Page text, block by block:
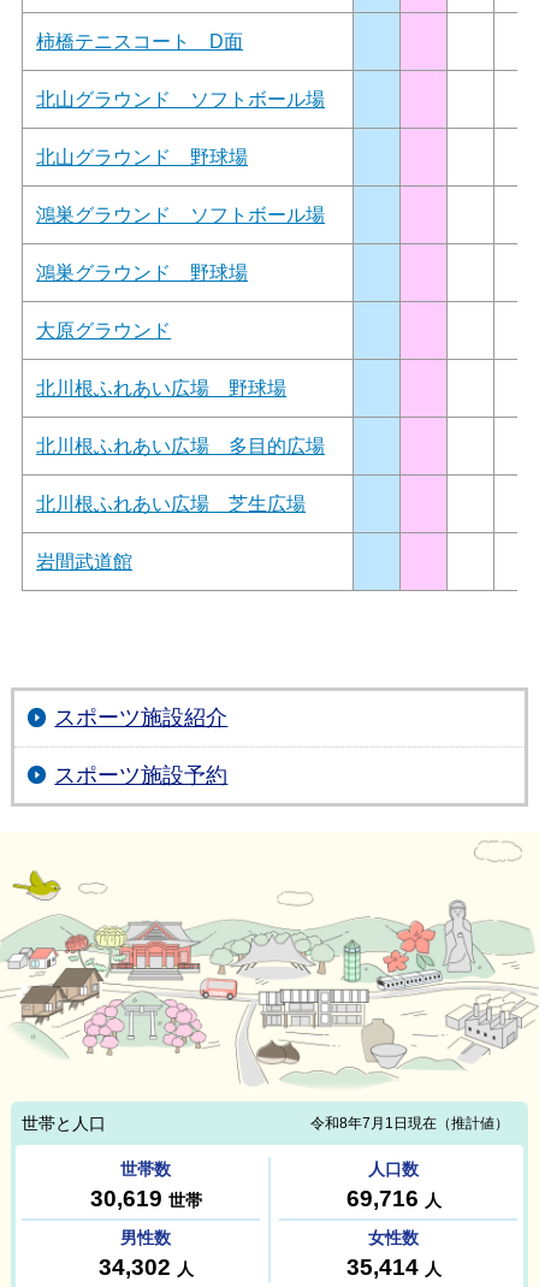
柿橋テニスコート D面
北山グラウンド ソフトボール場
北山グラウンド 野球場
鴻巣グラウンド ソフトボール場
鴻巣グラウンド 野球場
大原グラウンド
北川根ふれあい広場 野球場
北川根ふれあい広場 多目的広場
北川根ふれあい広場 芝生広場
岩間武道館
スポーツ施設紹介
スポーツ施設予約